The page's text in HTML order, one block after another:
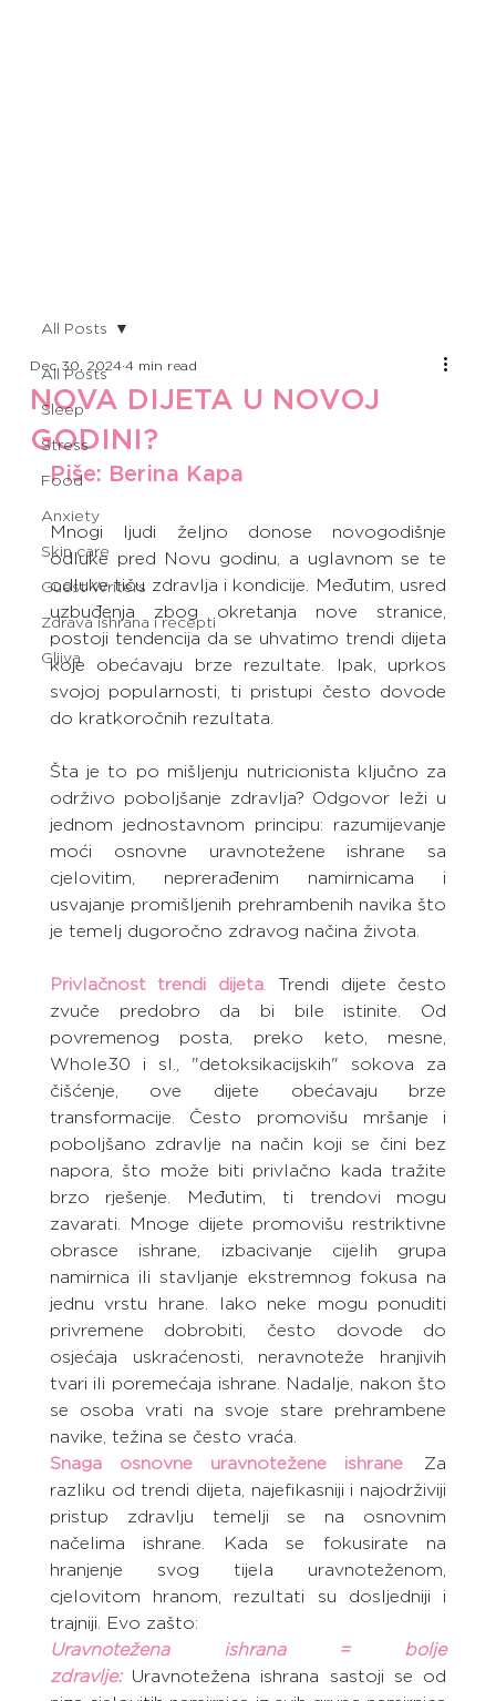
All Posts
Sleep
Stress
Food
Anxiety
Skin care
Guest Writers
Zdrava ishrana i recepti
Gljiva
All Posts
NOVA DIJETA U NOVOJ
GODINI?
Dec 30, 2024 4 min read
Piše: Berina Kapa
Mnogi ljudi željno donose novogodišnje
odluke pred Novu godinu, a uglavnom se te
odluke tiču zdravlja i kondicije. Međutim, usred
uzbuđenja zbog okretanja nove stranice,
postoji tendencija da se uhvatimo trendi dijeta
koje obećavaju brze rezultate. Ipak, uprkos
svojoj popularnosti, ti pristupi često dovode
do kratkoročnih rezultata.
Šta je to po mišljenju nutricionista ključno za
održivo poboljšanje zdravlja? Odgovor leži u
jednom jednostavnom principu: razumijevanje
moći osnovne uravnotežene ishrane sa
cjelovitim, neprerađenim namirnicama i
usvajanje promišljenih prehrambenih navika što
je temelj dugoročno zdravog načina života.
Privlačnost trendi dijeta. Trendi dijete često
zvuče predobro da bi bile istinite. Od
povremenog posta, preko keto, mesne,
Whole30 i sl., "detoksikacijskih" sokova za
čišćenje, ove dijete obećavaju brze
transformacije. Često promovišu mršanje i
poboljšano zdravlje na način koji se čini bez
napora, što može biti privlačno kada tražite
brzo rješenje. Međutim, ti trendovi mogu
zavarati. Mnoge dijete promovišu restriktivne
obrasce ishrane, izbacivanje cijelih grupa
namirnica ili stavljanje ekstremnog fokusa na
jednu vrstu hrane. Iako neke mogu ponuditi
privremene dobrobiti, često dovode do
osjećaja uskraćenosti, neravnoteže hranjivih
tvari ili poremećaja ishrane. Nadalje, nakon što
se osoba vrati na svoje stare prehrambene
navike, težina se često vraća.
Snaga osnovne uravnotežene ishrane. Za
razliku od trendi dijeta, najefikasniji i najodrživiji
pristup zdravlju temelji se na osnovnim
načelima ishrane. Kada se fokusirate na
hranjenje svog tijela uravnoteženom,
cjelovitom hranom, rezultati su dosljedniji i
trajniji. Evo zašto:
Uravnotežena ishrana = bolje
zdravlje: Uravnotežena ishrana sastoji se od